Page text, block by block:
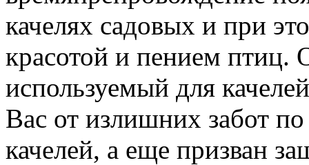
качелях садовых и при
красотой и пением птиц.
используемый для
Вас от излишних забот
качелей, а еще призван